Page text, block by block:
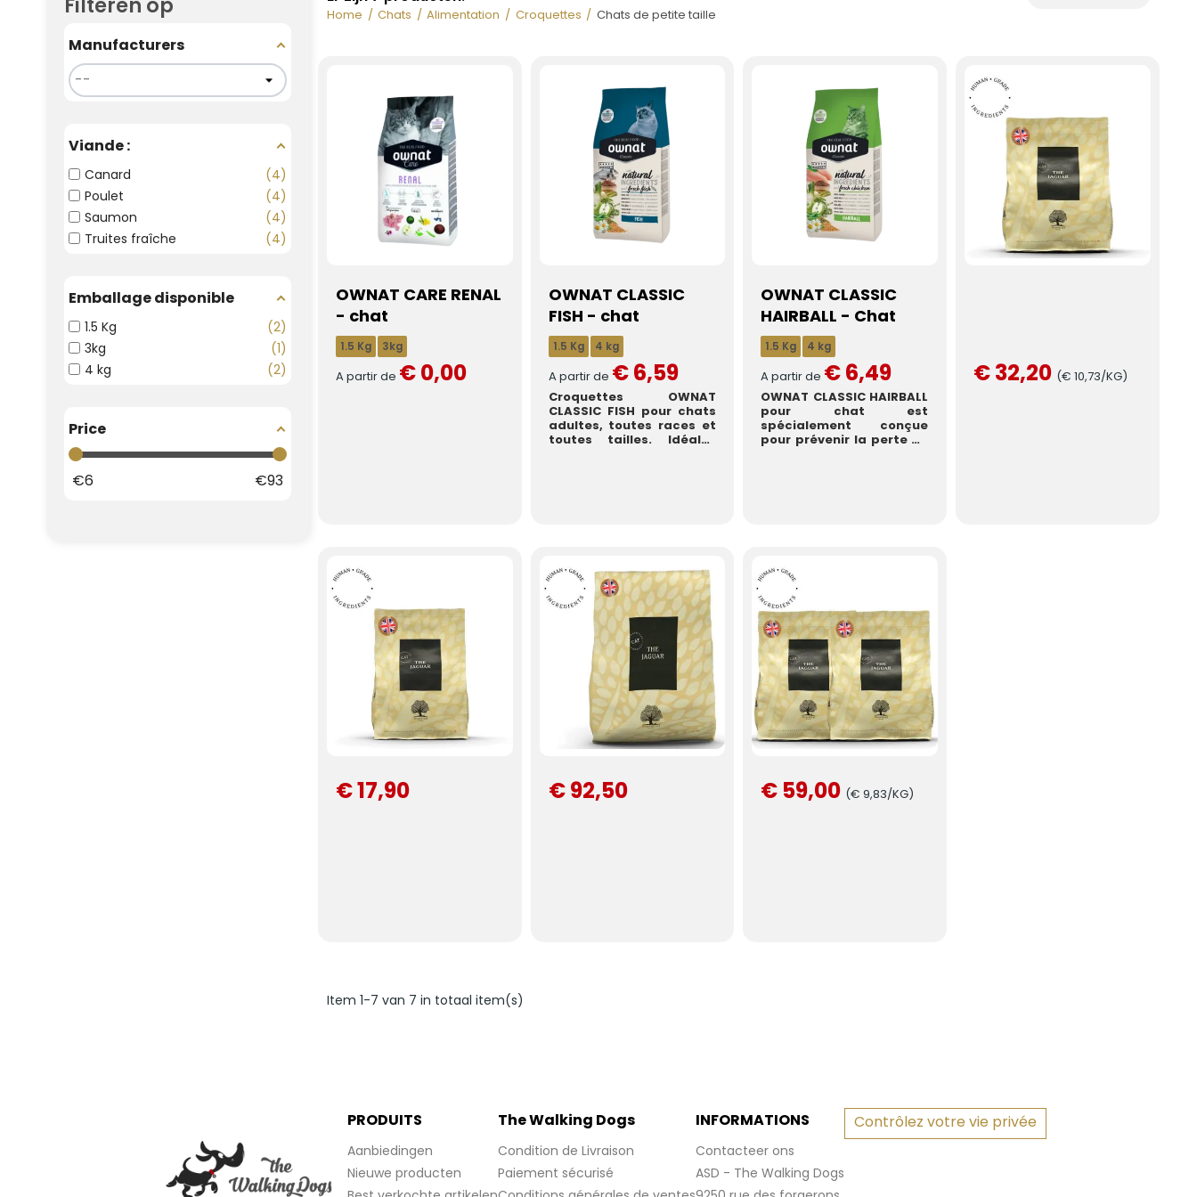
Manufacturers
Viande :
Canard
4
Poulet
4
Saumon
4
Truites fraîche
4
Emballage disponible
1.5 Kg
2
3kg
1
4 kg
2
Price
€6 €93
Home Chats Alimentation Croquettes Chats de petite taille
OWNAT CARE RENAL
- chat
1.5 Kg 3kg
A partir de € 0,00
OWNAT CLASSIC
FISH - chat
1.5 Kg 4 kg
A partir de € 6,59
Croquettes OWNAT
CLASSIC FISH pour chats
adultes, toutes races et
toutes tailles. Idéales
OWNAT CLASSIC
HAIRBALL - Chat
1.5 Kg 4 kg
A partir de € 6,49
OWNAT CLASSIC HAIRBALL
pour chat est
spécialement conçue
pour prévenir la perte de
€ 32,20 (€ 10,73/KG)
€ 17,90 € 92,50 € 59,00 (€ 9,83/KG)
Item 1-7 van 7 in totaal item(s)
PRODUITS
Aanbiedingen
Nieuwe producten
The Walking Dogs
Condition de Livraison
Paiement sécurisé
INFORMATIONS
Contacteer ons
ASD - The Walking Dogs
Contrôlez votre vie privée